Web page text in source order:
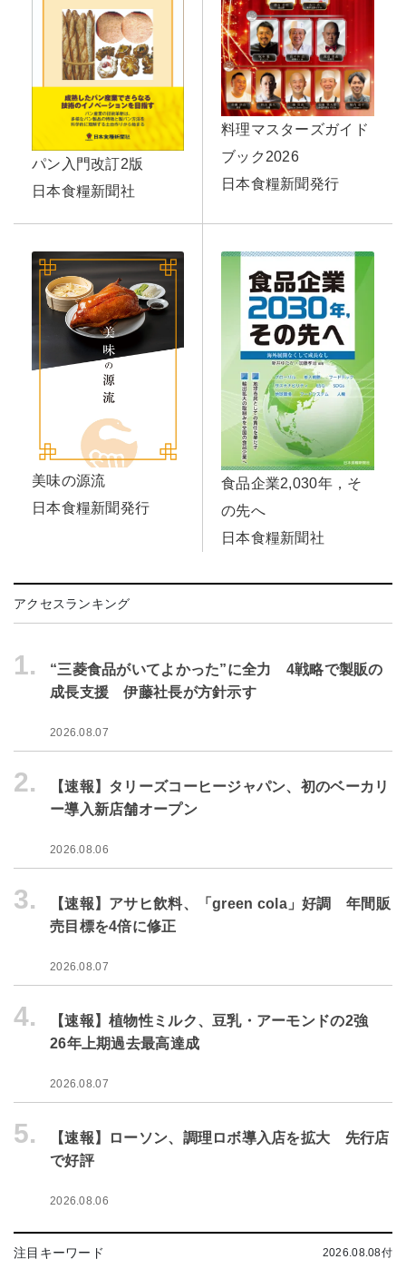
パン入門改訂2版
日本食糧新聞社
料理マスターズガイド
ブック2026
日本食糧新聞発行
美味の源流
日本食糧新聞発行
食品企業2,030年，そ
の先へ
日本食糧新聞社
アクセスランキング
1.
“三菱食品がいてよかった”に全力 4戦略で製販の
成長支援 伊藤社長が方針示す
2026.08.07
2.
【速報】タリーズコーヒージャパン、初のベーカリ
ー導入新店舗オープン
2026.08.06
3.
【速報】アサヒ飲料、「green cola」好調 年間販
売目標を4倍に修正
2026.08.07
4.
【速報】植物性ミルク、豆乳・アーモンドの2強
26年上期過去最高達成
2026.08.07
5.
【速報】ローソン、調理ロボ導入店を拡大 先行店
で好評
2026.08.06
注目キーワード 2026.08.08付